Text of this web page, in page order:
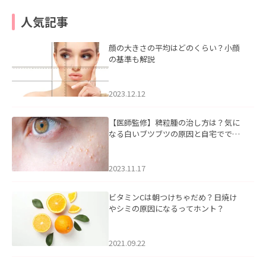
人気記事
顔の大きさの平均はどのくらい？小顔
の基準も解説
2023.12.12
【医師監修】稗粒腫の治し方は？気に
なる白いブツブツの原因と自宅ででき
2023.11.17
ビタミンCは朝つけちゃだめ？日焼け
やシミの原因になるってホント？
2021.09.22